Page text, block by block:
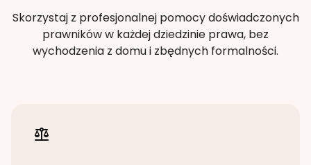
Skorzystaj z profesjonalnej pomocy doświadczonych
prawników w każdej dziedzinie prawa, bez
wychodzenia z domu i zbędnych formalności.